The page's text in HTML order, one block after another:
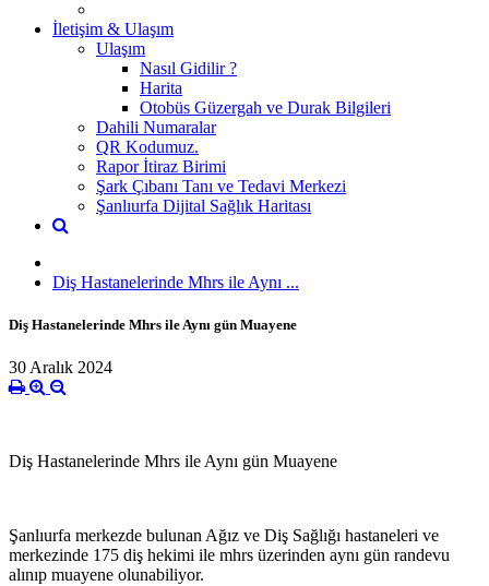
İletişim & Ulaşım
Ulaşım
Nasıl Gidilir ?
Harita
Otobüs Güzergah ve Durak Bilgileri
Dahili Numaralar
QR Kodumuz.
Rapor İtiraz Birimi
Şark Çıbanı Tanı ve Tedavi Merkezi
Şanlıurfa Dijital Sağlık Haritası
Diş Hastanelerinde Mhrs ile Aynı ...
Diş Hastanelerinde Mhrs ile Aynı gün Muayene
30 Aralık 2024
Diş Hastanelerinde Mhrs ile Aynı gün Muayene
Şanlıurfa merkezde bulunan Ağız ve Diş Sağlığı hastaneleri ve
merkezinde 175 diş hekimi ile mhrs üzerinden aynı gün randevu
alınıp muayene olunabiliyor.